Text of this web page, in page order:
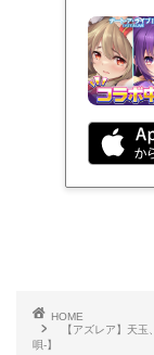
HOME
【アズレア】天
唄-】